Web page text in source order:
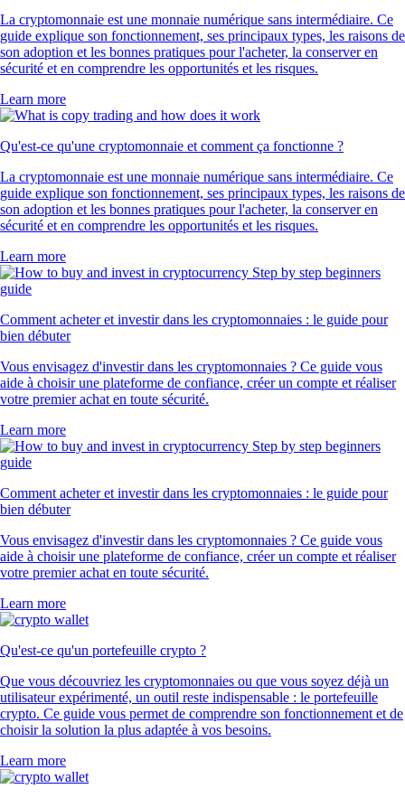
La cryptomonnaie est une monnaie numérique sans intermédiaire. Ce
guide explique son fonctionnement, ses principaux types, les raisons de
son adoption et les bonnes pratiques pour l'acheter, la conserver en
sécurité et en comprendre les opportunités et les risques.
Learn more
Qu'est-ce qu'une cryptomonnaie et comment ça fonctionne ?
La cryptomonnaie est une monnaie numérique sans intermédiaire. Ce
guide explique son fonctionnement, ses principaux types, les raisons de
son adoption et les bonnes pratiques pour l'acheter, la conserver en
sécurité et en comprendre les opportunités et les risques.
Learn more
Comment acheter et investir dans les cryptomonnaies : le guide pour
bien débuter
Vous envisagez d'investir dans les cryptomonnaies ? Ce guide vous
aide à choisir une plateforme de confiance, créer un compte et réaliser
votre premier achat en toute sécurité.
Learn more
Comment acheter et investir dans les cryptomonnaies : le guide pour
bien débuter
Vous envisagez d'investir dans les cryptomonnaies ? Ce guide vous
aide à choisir une plateforme de confiance, créer un compte et réaliser
votre premier achat en toute sécurité.
Learn more
Qu'est-ce qu'un portefeuille crypto ?
Que vous découvriez les cryptomonnaies ou que vous soyez déjà un
utilisateur expérimenté, un outil reste indispensable : le portefeuille
crypto. Ce guide vous permet de comprendre son fonctionnement et de
choisir la solution la plus adaptée à vos besoins.
Learn more